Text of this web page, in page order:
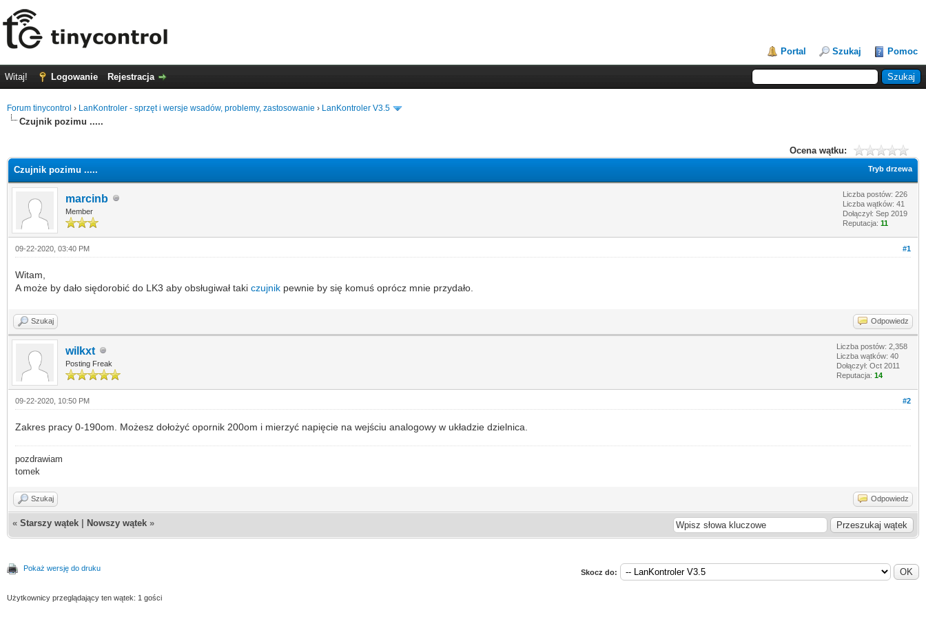
Portal Szukaj Pomoc
Witaj! Logowanie Rejestracja
Forum tinycontrol › LanKontroler - sprzęt i wersje wsadów, problemy, zastosowanie › LanKontroler V3.5
Czujnik pozimu .....
Ocena wątku:
Tryb drzewa
Czujnik pozimu .....
marcinb
Member
Liczba postów: 226
Liczba wątków: 41
Dołączył: Sep 2019
Reputacja: 11
#1
09-22-2020, 03:40 PM
Witam,
A może by dało siędorobić do LK3 aby obsługiwał taki czujnik pewnie by się komuś oprócz mnie przydało.
Szukaj Odpowiedz
wilkxt
Posting Freak
Liczba postów: 2,358
Liczba wątków: 40
Dołączył: Oct 2011
Reputacja: 14
#2
09-22-2020, 10:50 PM
Zakres pracy 0-190om. Możesz dołożyć opornik 200om i mierzyć napięcie na wejściu analogowy w układzie dzielnica.
pozdrawiam
tomek
Szukaj Odpowiedz
« Starszy wątek Nowszy wątek »
Pokaż wersję do druku Skocz do:
Użytkownicy przeglądający ten wątek: 1 gości